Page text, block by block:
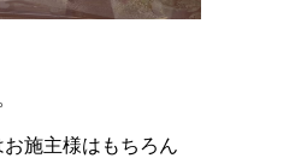
施主様はもちろん